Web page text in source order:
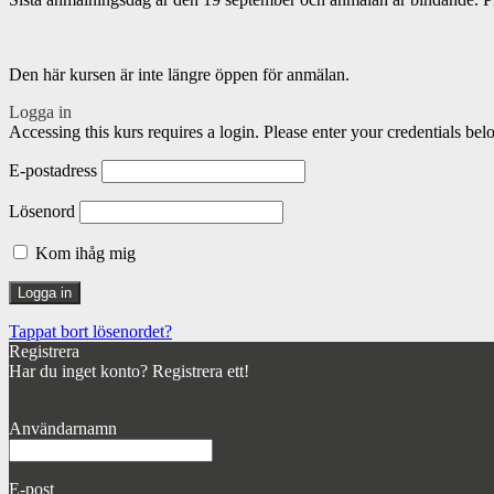
Den här kursen är inte längre öppen för anmälan.
Logga in
Accessing this kurs requires a login. Please enter your credentials
E-postadress
Lösenord
Kom ihåg mig
Tappat bort lösenordet?
Registrera
Har du inget konto? Registrera ett!
Användarnamn
E-post